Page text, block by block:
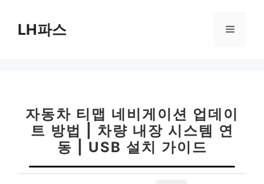
LH파스 메
자동차 티맵 네비게이션 업데이
트 방법 | 차량 내장 시스템 연
동 | USB 설치 가이드